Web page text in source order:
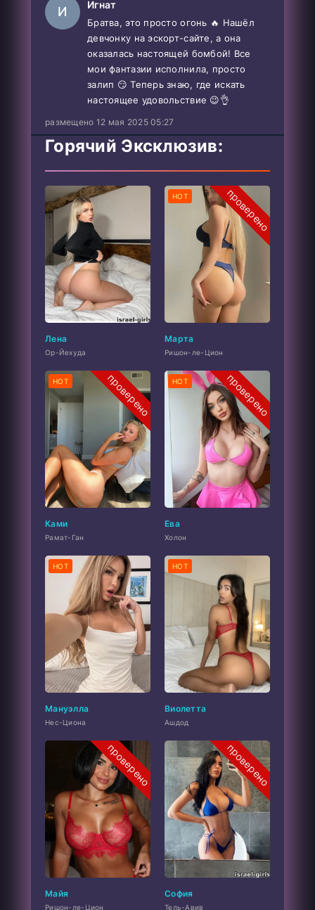
И Игнат
Братва, это просто огонь 🔥 Нашёл
девчонку на эскорт-сайте, а она
оказалась настоящей бомбой! Все
мои фантазии исполнила, просто
залип 😏 Теперь знаю, где искать
настоящее удовольствие 😉👌
размещено 12 мая 2025 05:27
Горячий Эксклюзив:
Лена
Ор-Йехуда
Марта
Ришон-ле-Цион
HOT проверено
Ками
Рамат-Ган
HOT проверено
Ева
Холон
HOT проверено
Мануэлла
Нес-Циона
HOT
Виолетта
Ашдод
HOT
Майя
Ришон-ле-Цион
проверено
София
Тель-Авив
проверено